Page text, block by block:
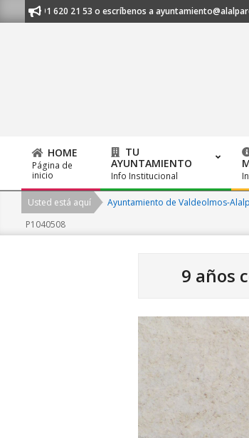
to
al 91 620 21 53 o escríbenos a
Primary
Navigation
Menu
HOME
Página de
inicio
TU
AYUNTAMIENTO
Info Institucional
Usted está aquí Ayuntamiento de Valdeolmos-
P1040508
9 años